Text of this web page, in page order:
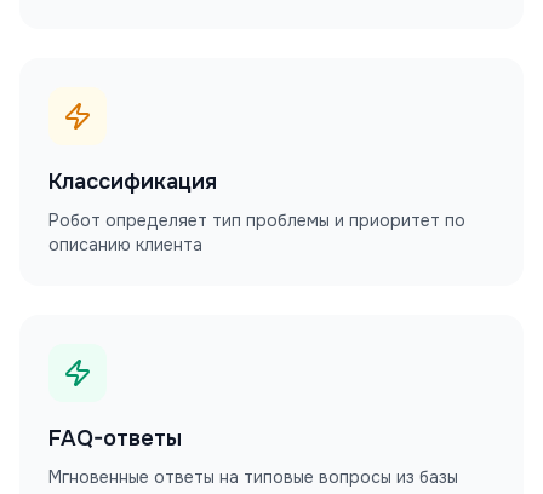
Классификация
Робот определяет тип проблемы и приоритет по
описанию клиента
FAQ-ответы
Мгновенные ответы на типовые вопросы из базы